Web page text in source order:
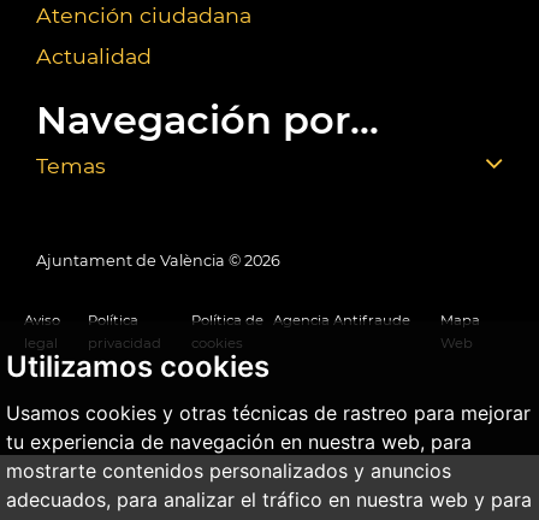
Utilizamos cookies
Usamos cookies y otras técnicas de rastreo para mejorar
tu experiencia de navegación en nuestra web, para
mostrarte contenidos personalizados y anuncios
adecuados, para analizar el tráfico en nuestra web y para
Atención ciudadana
Actualidad
Navegación por...
Temas
Ajuntament de València © 2026
Aviso
legal
Política
privacidad
Política de
cookies
Agencia Antifraude
Mapa
Web